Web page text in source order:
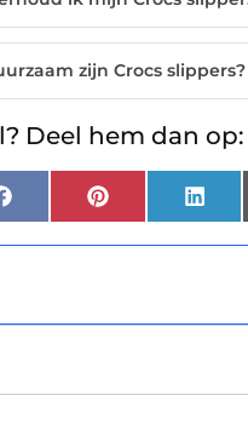
zijn Crocs slippers?
Deel hem dan op:
Facebook Pinterest